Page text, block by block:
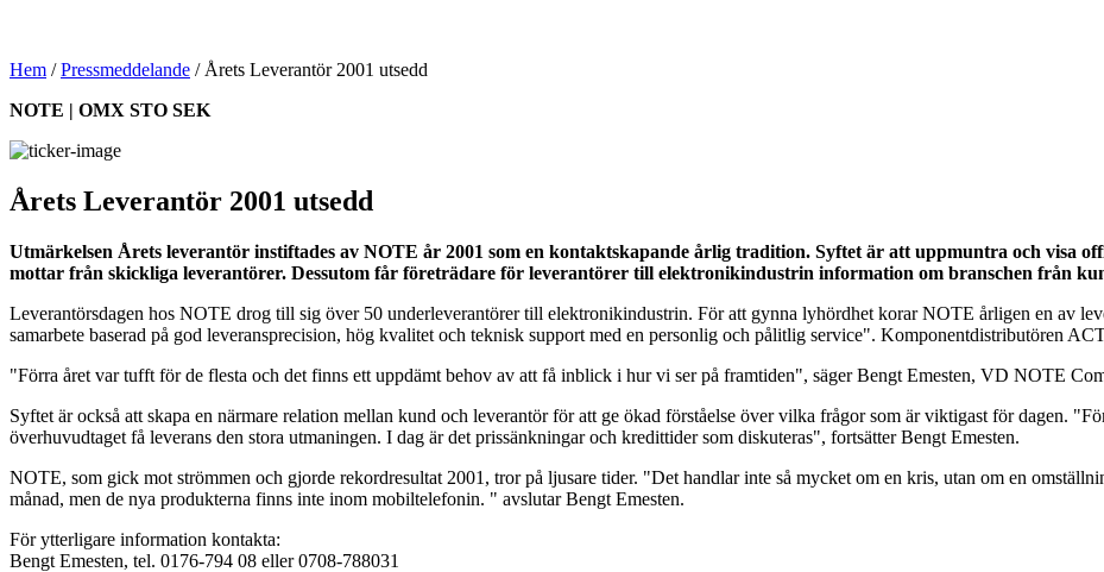
Hem /Pressmeddelande / Årets Leverantör 2001 utsedd
NOTE | OMX STO SEK
Årets Leverantör 2001 utsedd
Utmärkelsen Årets leverantör instiftades av NOTE år 2001 som en kontaktskapande årlig tradition. Syftet är att uppmuntra och visa
mottar från skickliga leverantörer. Dessutom får företrädare för leverantörer till elektronikindustrin information om branschen från
Leverantörsdagen hos NOTE drog till sig över 50 underleverantörer till elektronikindustrin. För att gynna lyhördhet korar NOTE årligen en av
samarbete baserad på god leveransprecision, hög kvalitet och teknisk support med en personlig och pålitlig service". Komponentdistributören
"Förra året var tufft för de flesta och det finns ett uppdämt behov av att få inblick i hur vi ser på framtiden", säger Bengt Emesten, VD NOTE
Syftet är också att skapa en närmare relation mellan kund och leverantör för att ge ökad förståelse över vilka frågor som är viktigast för dagen.
överhuvudtaget få leverans den stora utmaningen. I dag är det prissänkningar och kredittider som diskuteras", fortsätter Bengt Emesten.
NOTE, som gick mot strömmen och gjorde rekordresultat 2001, tror på ljusare tider. "Det handlar inte så mycket om en kris, utan om en
månad, men de nya produkterna finns inte inom mobiltelefonin. " avslutar Bengt Emesten.
För ytterligare information kontakta:
Bengt Emesten, tel. 0176-794 08 eller 0708-788031